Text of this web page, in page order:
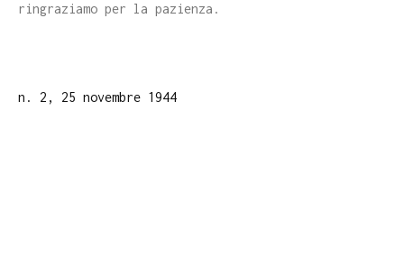
ringraziamo per la pazienza.
n. 2, 25 novembre 1944